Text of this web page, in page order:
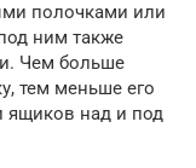
полочками или
ним также
Чем больше
тем меньше его
ящиков над и под